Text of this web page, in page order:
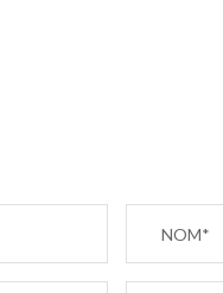
NOM*